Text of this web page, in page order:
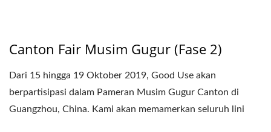
Canton Fair Musim Gugur (Fase 2)
Dari 15 hingga 19 Oktober 2019, Good Use akan
berpartisipasi dalam Pameran Musim Gugur Canton di
Guangzhou, China. Kami akan memamerkan seluruh lini